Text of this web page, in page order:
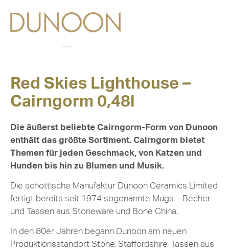
Red Skies Lighthouse –
Cairngorm 0,48l
Die äußerst beliebte Cairngorm-Form von Dunoon
enthält das größte Sortiment. Cairngorm bietet
Themen für jeden Geschmack, von Katzen und
Hunden bis hin zu Blumen und Musik.
Die schottische Manufaktur Dunoon Ceramics Limited
fertigt bereits seit 1974 sogenannte Mugs – Becher
und Tassen aus Stoneware und Bone China.
In den 80er Jahren begann Dunoon am neuen
Produktionsstandort Stone, Staffordshire, Tassen aus